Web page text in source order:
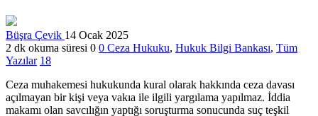
Büşra Çevik 14 Ocak 2025
2 dk okuma süresi 0 0 Ceza Hukuku, Hukuk Bilgi Bankası, Tüm
Yazılar 18
Ceza muhakemesi hukukunda kural olarak hakkında ceza davası
açılmayan bir kişi veya vakıa ile ilgili yargılama yapılmaz. İddia
makamı olan savcılığın yaptığı soruşturma sonucunda suç teşkil